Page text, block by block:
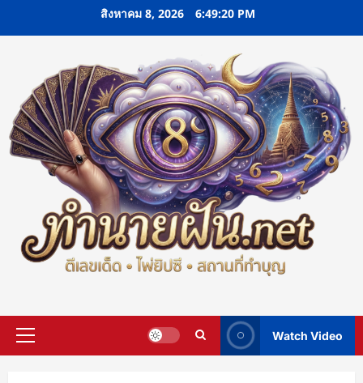
สิงหาคม 8, 2026 6:49:21 PM
Primary
Watch Video